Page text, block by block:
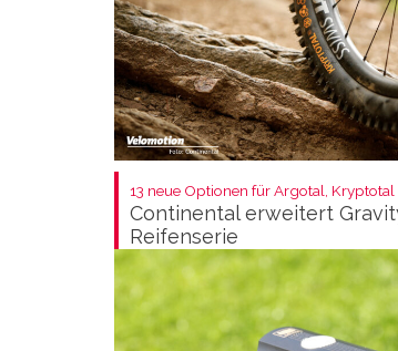
13 neue Optionen für Argotal,
Continental erweitert
Reifenserie